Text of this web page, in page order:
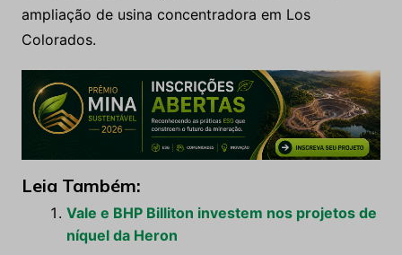
ampliação de usina concentradora em Los
Colorados.
Leia Também:
Vale e BHP Billiton investem nos projetos de
níquel da Heron